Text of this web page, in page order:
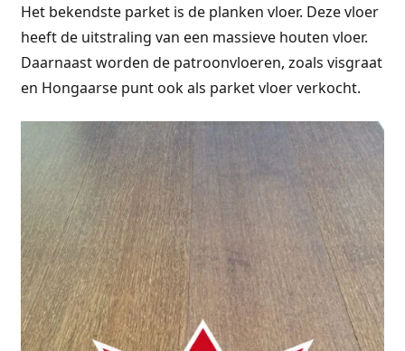
Het bekendste parket is de planken vloer. Deze vloer
heeft de uitstraling van een massieve houten vloer.
Daarnaast worden de patroonvloeren, zoals visgraat
en Hongaarse punt ook als parket vloer verkocht.